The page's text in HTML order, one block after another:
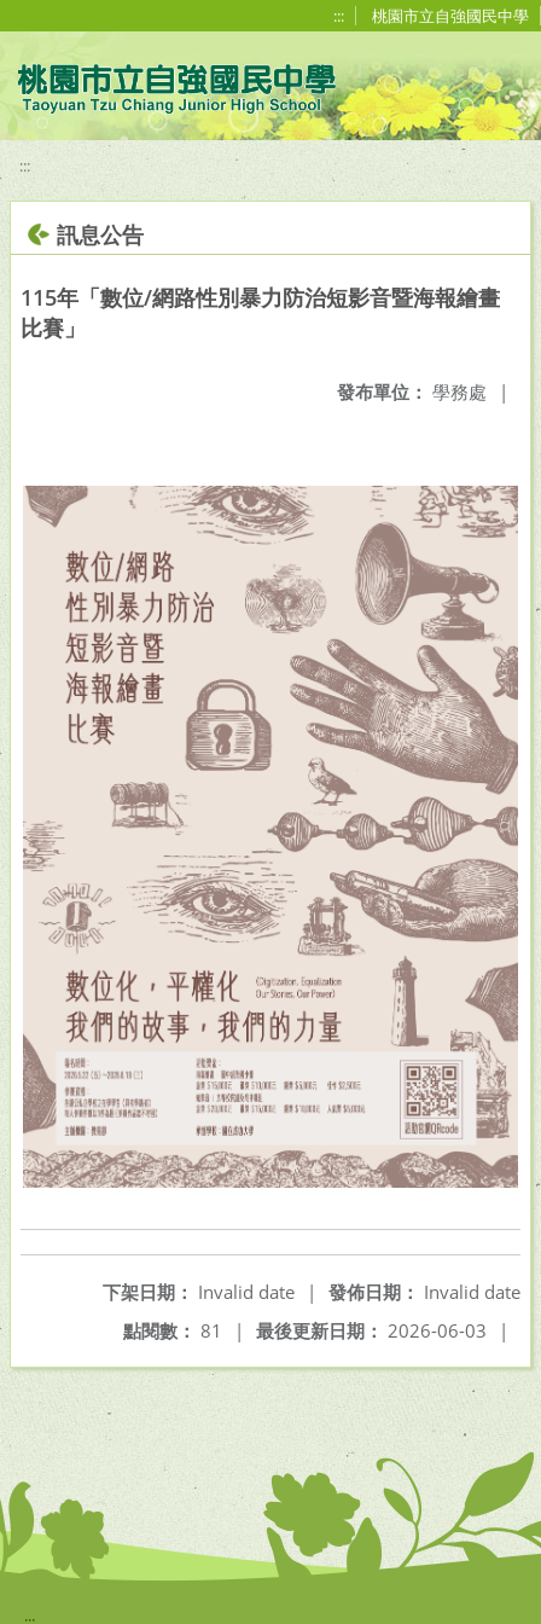
::: 桃園市立自強國民中學
:::
訊息公告
115年「數位/網路性別暴力防治短影音暨海報繪畫
比賽」
發布單位： 學務處 |
發佈日期： Invalid date
下架日期： Invalid date
|
最後更新日期： 2026-06-03 |
點閱數： 81 |